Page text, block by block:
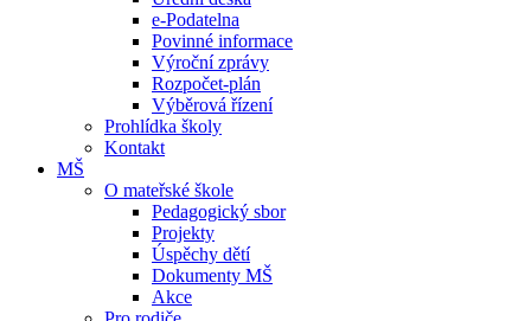
e-Podatelna
Povinné informace
Výroční zprávy
Rozpočet-plán
Výběrová řízení
Prohlídka školy
Kontakt
MŠ
O mateřské škole
Pedagogický sbor
Projekty
Úspěchy dětí
Dokumenty MŠ
Akce